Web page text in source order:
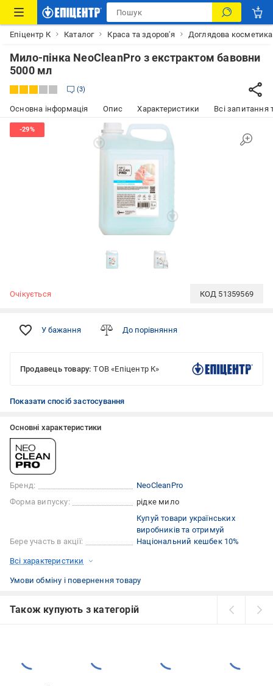
Епіцентр К Каталог Краса та здоров'я Доглядова косметика
Мило-пінка NeoCleanPro з екстрактом бавовни
5000 мл
3
Основна інформація Опис Характеристики Всі запитання
Очікується КОД 51359569
У бажання До порівняння
Продавець товару: ТОВ «Епіцентр К»
Показати спосіб застосування
Основні характеристики
Бренд:
NeoCleanPro
Форма випуску:
рідке мило
Бере участь в акції:
Купуй товари українських
виробників та отримуй
Національний кешбек 10%
Всі характеристики
Умови обміну і повернення товару
Також купують з категорій